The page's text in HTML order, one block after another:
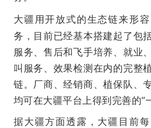
大疆用开放式的生态链来形
务，目前已经基本搭建起了包
服务、售后和飞手培养、就业
叫服务、效果检测在内的完整
链。厂商、经销商、植保队、
均可在大疆平台上得到完善的“
据大疆方面透露，大疆目前